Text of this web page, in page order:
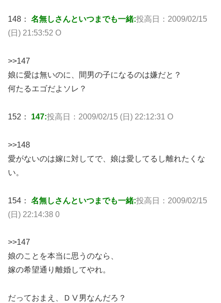
148： 名無しさんといつまでも一緒:投高日：2009/02/15
(日) 21:53:52 O
>>147
娘に愛は無いのに、間男の子になるのは嫌だと？
何たるエゴだよソレ？
152： 147:投高日：2009/02/15 (日) 22:12:31 O
>>148
愛がないのは嫁に対してで、娘は愛してるし離れたくな
い。
154： 名無しさんといつまでも一緒:投高日：2009/02/15
(日) 22:14:38 0
>>147
娘のことを本当に思うのなら、
嫁の希望通り離婚してやれ。
だっておまえ、ＤⅤ男なんだろ？